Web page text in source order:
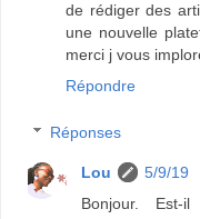
de rédiger des
une nouvelle
merci j vous
Répondre
Réponses
Lou
5/9/19
Bonjour. Est-